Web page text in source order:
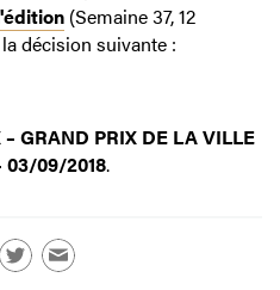
(Semaine 37, 12
décision suivante :
GRAND PRIX DE LA VILLE
03/09/2018.